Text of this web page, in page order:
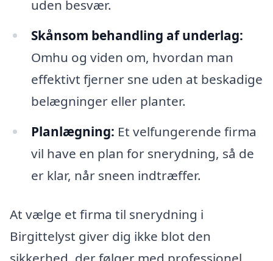
uden besvær.
Skånsom behandling af underlag:
Omhu og viden om, hvordan man
effektivt fjerner sne uden at beskadige
belægninger eller planter.
Planlægning: Et velfungerende firma
vil have en plan for snerydning, så de
er klar, når sneen indtræffer.
At vælge et firma til snerydning i
Birgittelyst giver dig ikke blot den